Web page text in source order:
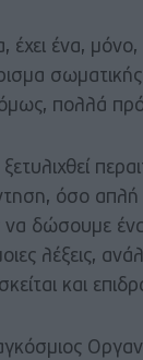
έχει ένα,
όμως, πολλά
ξετυλιχθεί
όσο απλή
να δώσουμε ένα
λέξεις,
και